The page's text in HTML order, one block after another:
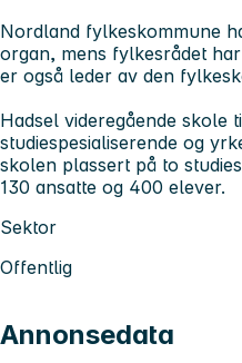
Nordland fylkeskommune
organ, mens fylkesrådet
er også leder av den
Hadsel videregående skole
studiespesialiserende og
skolen plassert på to
130 ansatte og 400 elever.
Sektor
Offentlig
Annonsedata